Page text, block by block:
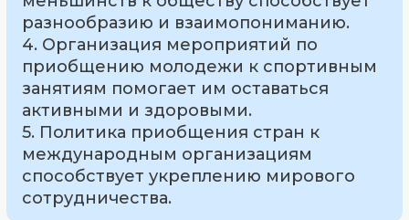
разнообразию и взаимопониманию.
4. Организация мероприятий по
приобщению молодежи к спортивным
занятиям помогает им оставаться
активными и здоровыми.
5. Политика приобщения стран к
международным организациям
способствует укреплению мирового
сотрудничества.